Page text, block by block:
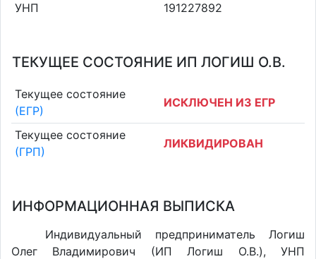
УНП
191227892
ТЕКУЩЕЕ СОСТОЯНИЕ ИП ЛОГИШ О.В.
Текущее состояние
(ЕГР)
ИСКЛЮЧЕН ИЗ ЕГР
Текущее состояние
(ГРП)
ЛИКВИДИРОВАН
ИНФОРМАЦИОННАЯ ВЫПИСКА
Индивидуальный предприниматель Логиш
Олег Владимирович (ИП Логиш О.В.), УНП